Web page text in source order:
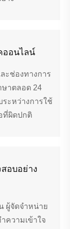
ออนไลน์
ะช่องทางการ
าตลอด 24
ะหว่างการใช้
ที่ผิดปกติ
อบอย่าง
ผู้จัดจำหน่าย
ความเข้าใจ